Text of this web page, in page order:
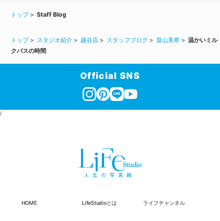
トップ Staff Blog
トップ スタジオ紹介 越谷店 スタッフブログ 畠山美希
温かいミル
クバスの時間
Official SNS
/
HOME LifeStudioとは ライフチャンネル